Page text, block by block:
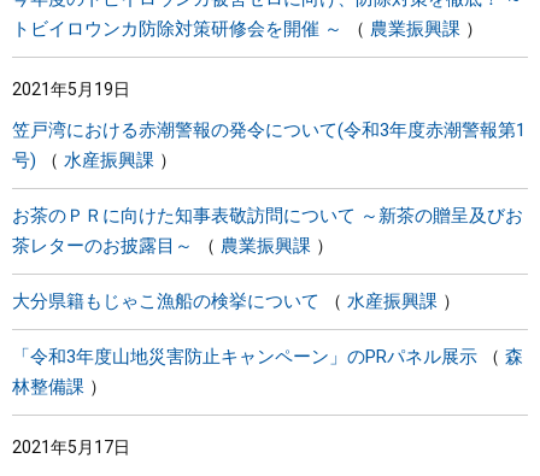
トビイロウンカ防除対策研修会を開催 ～
農業振興課
2021年5月19日
笠戸湾における赤潮警報の発令について(令和3年度赤潮警報第1
号)
水産振興課
お茶のＰＲに向けた知事表敬訪問について ～新茶の贈呈及びお
茶レターのお披露目～
農業振興課
大分県籍もじゃこ漁船の検挙について 水産振興課
「令和3年度山地災害防止キャンペーン」のPRパネル展示
森
林整備課
2021年5月17日